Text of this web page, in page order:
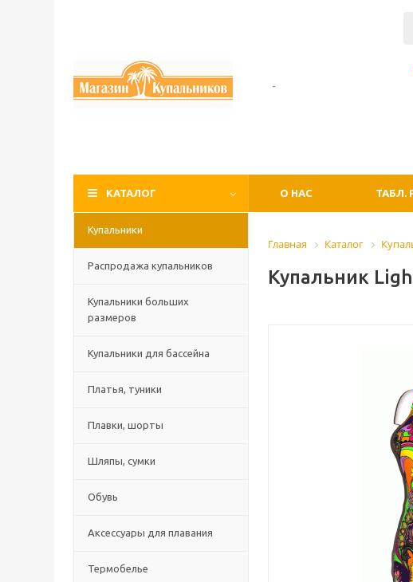
-
КАТАЛОГ О НАС ТАБЛ.
Купальники
Распродажа купальников
Купальники больших
размеров
Купальники для бассейна
Платья, туники
Плавки, шорты
Шляпы, сумки
Обувь
Аксессуары для плавания
Термобелье
Главная Каталог
Купальник